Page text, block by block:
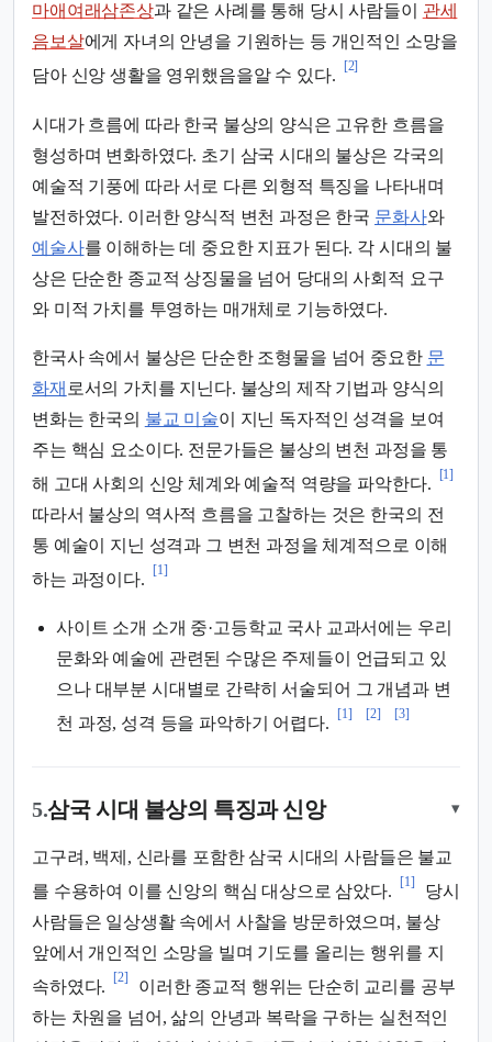
마애여래삼존상과 같은 사례를 통해 당시 사람들이 관세
음보살에게 자녀의 안녕을 기원하는 등 개인적인 소망을
담아 신앙 생활을 영위했음을알 수 있다.
[2]
시대가 흐름에 따라 한국 불상의 양식은 고유한 흐름을
형성하며 변화하였다. 초기 삼국 시대의 불상은 각국의
예술적 기풍에 따라 서로 다른 외형적 특징을 나타내며
발전하였다. 이러한 양식적 변천 과정은 한국 문화사와
예술사를 이해하는 데 중요한 지표가 된다. 각 시대의 불
상은 단순한 종교적 상징물을 넘어 당대의 사회적 요구
와 미적 가치를 투영하는 매개체로 기능하였다.
한국사 속에서 불상은 단순한 조형물을 넘어 중요한 문
화재 로서의 가치를 지닌다. 불상의 제작 기법과 양식의
변화는 한국의 불교 미술이 지닌 독자적인 성격을 보여
주는 핵심 요소이다. 전문가들은 불상의 변천 과정을 통
해 고대 사회의 신앙 체계와 예술적 역량을 파악한다.
[1]
따라서 불상의 역사적 흐름을 고찰하는 것은 한국의 전
통 예술이 지닌 성격과 그 변천 과정을 체계적으로 이해
하는 과정이다.
[1]
사이트 소개 소개 중·고등학교 국사 교과서에는 우리
문화와 예술에 관련된 수많은 주제들이 언급되고 있
으나 대부분 시대별로 간략히 서술되어 그 개념과 변
천 과정, 성격 등을 파악하기 어렵다.
[1] [2] [3]
5.삼국 시대 불상의 특징과 신앙 ▾
고구려, 백제, 신라를 포함한 삼국 시대의 사람들은 불교
를 수용하여 이를 신앙의 핵심 대상으로 삼았다.
[1]
당시
사람들은 일상생활 속에서 사찰을 방문하였으며, 불상
앞에서 개인적인 소망을 빌며 기도를 올리는 행위를 지
속하였다.
[2]
이러한 종교적 행위는 단순히 교리를 공부
하는 차원을 넘어, 삶의 안녕과 복락을 구하는 실천적인